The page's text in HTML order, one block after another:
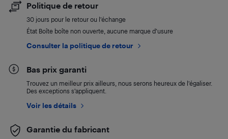
Politique de retour
30 jours pour le retour ou l’échange
État Boîte boîte non ouverte, aucune marque d’usure
Consulter la politique de retour
Bas prix garanti
Trouvez un meilleur prix ailleurs, nous serons heureux de l’égaliser.
Des exceptions s’appliquent.
Voir les détails
Garantie du fabricant